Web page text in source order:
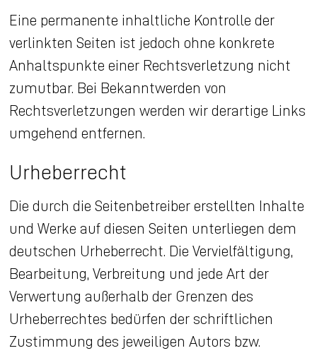
Eine permanente inhaltliche Kontrolle der
verlinkten Seiten ist jedoch ohne konkrete
Anhaltspunkte einer Rechtsverletzung nicht
zumutbar. Bei Bekanntwerden von
Rechtsverletzungen werden wir derartige Links
umgehend entfernen.
Urheberrecht
Die durch die Seitenbetreiber erstellten Inhalte
und Werke auf diesen Seiten unterliegen dem
deutschen Urheberrecht. Die Vervielfältigung,
Bearbeitung, Verbreitung und jede Art der
Verwertung außerhalb der Grenzen des
Urheberrechtes bedürfen der schriftlichen
Zustimmung des jeweiligen Autors bzw.